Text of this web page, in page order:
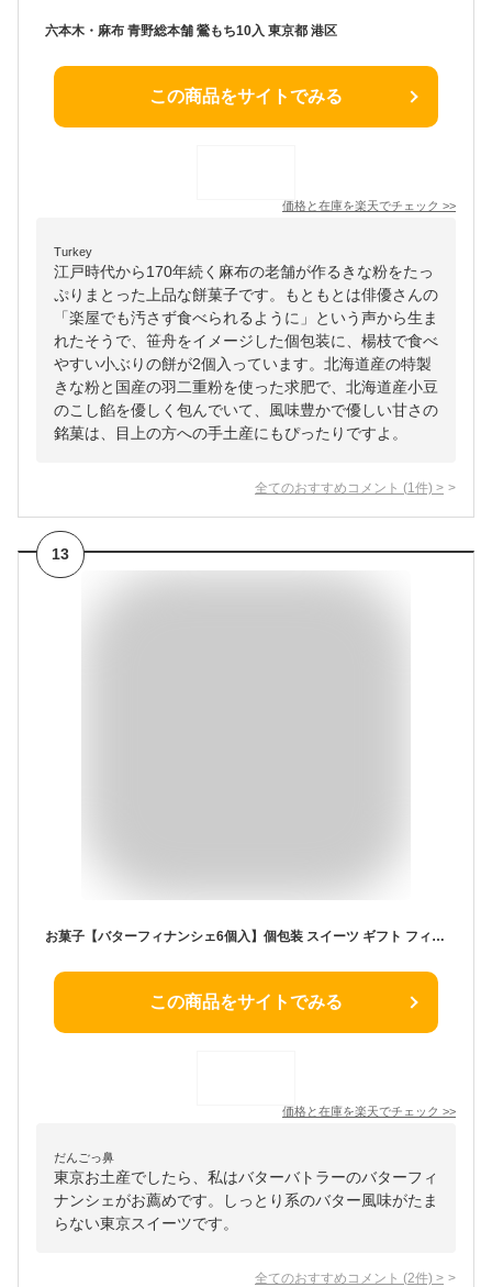
六本木・麻布 青野総本舗 鶯もち10入 東京都 港区
この商品をサイトでみる
価格と在庫を楽天でチェック >>
Turkey
江戸時代から170年続く麻布の老舗が作るきな粉をたっ
ぷりまとった上品な餅菓子です。もともとは俳優さんの
「楽屋でも汚さず食べられるように」という声から生ま
れたそうで、笹舟をイメージした個包装に、楊枝で食べ
やすい小ぶりの餅が2個入っています。北海道産の特製
きな粉と国産の羽二重粉を使った求肥で、北海道産小豆
のこし餡を優しく包んでいて、風味豊かで優しい甘さの
銘菓は、目上の方への手土産にもぴったりですよ。
全てのおすすめコメント (1 件) >
13
お菓子【バターフィナンシェ6個入】個包装 スイーツ ギフト フィナンシェ 焼き菓子 洋菓子 内祝い お祝い 出産祝い お礼 可愛い おしゃれ 職場 退職 菓子折り ご挨拶 東京 お土産 ギフト バターバトラー 夏ギフト 暑中見舞い
この商品をサイトでみる
価格と在庫を楽天でチェック >>
だんごっ鼻
東京お土産でしたら、私はバターバトラーのバターフィ
ナンシェがお薦めです。しっとり系のバター風味がたま
らない東京スイーツです。
全てのおすすめコメント (2件) >